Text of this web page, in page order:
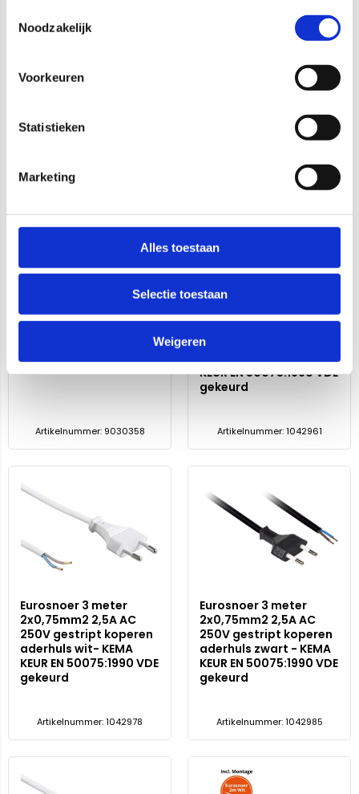
Noodzakelijk
Voorkeuren
Statistieken
Marketing
Alles toestaan
Selectie toestaan
Weigeren
3000K CRI 98 Incl. LED
3x1,5mm2 Female met
Artikelnummer: 9030356
3P Netsnoer 5,0M
Artikelnummer: 9030358
Eurosnoer 2 meter
250V gestript koperen
aderhuls zwart - KEMA
KEUR EN 50075:1990 VDE
gekeurd
Artikelnummer: 1042961
Eurosnoer 3 meter
2x0,75mm2 2,5A AC
250V gestript koperen
aderhuls wit- KEMA
KEUR EN 50075:1990 VDE
gekeurd
Artikelnummer: 1042978
Eurosnoer 3 meter
2x0,75mm2 2,5A AC
250V gestript koperen
aderhuls zwart - KEMA
KEUR EN 50075:1990 VDE
gekeurd
Artikelnummer: 1042985